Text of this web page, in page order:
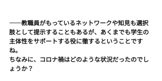
――教職員がもっているネットワークや知見も選択
肢として提示することもあるが、あくまでも学生の
主体性をサポートする役に徹するということです
ね。
ちなみに、コロナ禍はどのような状況だったのでし
ょうか？